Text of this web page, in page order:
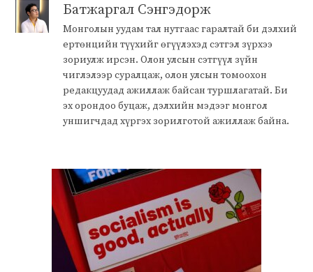
Батжаргал Сэнгэдорж
Монголын уудам тал нутгаас гаралтай би дэлхий
ертөнцийн түүхийг өгүүлэхэд сэтгэл зүрхээ
зориулж ирсэн. Олон улсын сэтгүүл зүйн
чиглэлээр суралцаж, олон улсын томоохон
редакцуудад ажиллаж байсан туршлагатай. Би
эх орондоо буцаж, дэлхийн мэдээг монгол
уншигчдад хүргэх зорилготой ажиллаж байна.